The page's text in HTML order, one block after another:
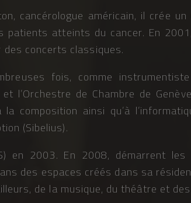
cancérologue américain, il crée
patients atteints du cancer. En
concerts classiques.
fois, comme
l’Orchestre de Chambre de
la composition ainsi qu’à
(Sibelius).
en 2003. En 2008, démarrent
des espaces créés dans sa
de la musique, du théâtre et